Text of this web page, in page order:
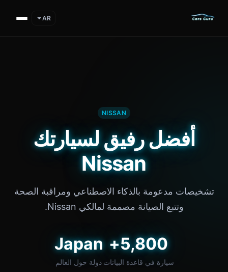
AR
NISSAN
أفضل رفيق لسيارتك
Nissan
تشخيصات مدعومة بالذكاء الاصطناعي ومراقبة الصحة
وتتبع الصيانة مصممة لمالكي Nissan.
5,800+
سيارة في قاعدة البيانات
Japan
دولة حول العالم